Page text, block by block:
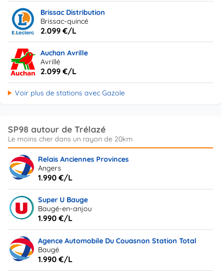
Brissac Distribution
Brissac-quincé
2.099 €/L
Auchan Avrille
Avrillé
2.099 €/L
Voir plus de stations avec Gazole
SP98 autour de Trélazé
Relais Anciennes Provinces
Angers
1.990 €/L
Super U Bauge
Baugé-en-anjou
1.990 €/L
Agence Automobile Du Couasnon Station Total
Baugé
1.990 €/L